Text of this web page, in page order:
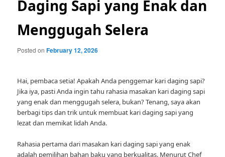
Daging Sapi yang Enak dan
Menggugah Selera
Posted onFebruary 12, 2026
Hai, pembaca setia! Apakah Anda penggemar kari daging sapi?
Jika iya, pasti Anda ingin tahu rahasia masakan kari daging sapi
yang enak dan menggugah selera, bukan? Tenang, saya akan
berbagi tips dan trik untuk membuat kari daging sapi yang
lezat dan memikat lidah Anda.
Rahasia pertama dari masakan kari daging sapi yang enak
adalah pemilihan bahan baku yang berkualitas. Menurut Chef